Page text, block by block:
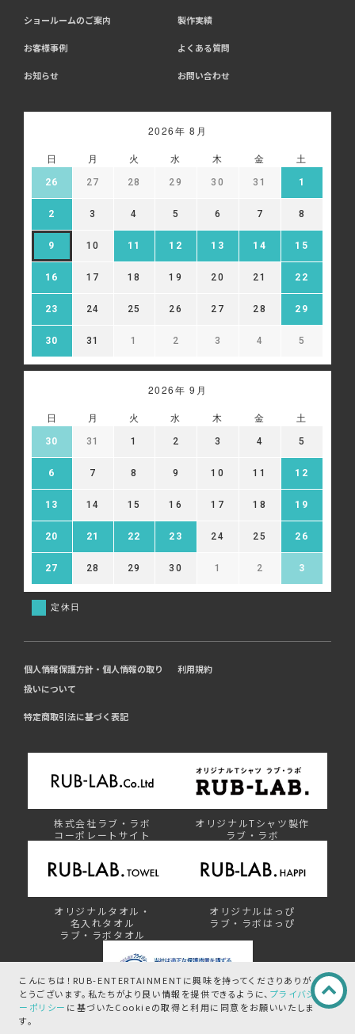
こんにちは！RUB-ENTERTAINMENTに興味を持ってくださりありが
とうございます。 私たちがより良い情報を提供できるように、 プライバシ
ーポリシー に基づいたCookieの取得と利用に同意をお願いいたしま
す。
ショールームのご案内 製作実績
お客様事例 よくある質問
お知らせ お問い合わせ
2026年 8月
日 月 火 水 木 金 土
26 27 28 29 30 31 1
2 3 4 5 6 7 8
9 10 11 12 13 14 15
16 17 18 19 20 21 22
23 24 25 26 27 28 29
30 31 1 2 3 4 5
2026年 9月
日 月 火 水 木 金 土
30 31 1 2 3 4 5
6 7 8 9 10 11 12
13 14 15 16 17 18 19
20 21 22 23 24 25 26
27 28 29 30 1 2 3
定休日
個人情報保護方針・個人情報の取り
扱いについて
利用規約
特定商取引法に基づく表記
株式会社ラブ・ラボ
コーポレートサイト
オリジナルTシャツ製作
ラブ・ラボ
オリジナルタオル・
名入れタオル
ラブ・ラボタオル
オリジナルはっぴ
ラブ・ラボはっぴ
プライバシーマーク制度